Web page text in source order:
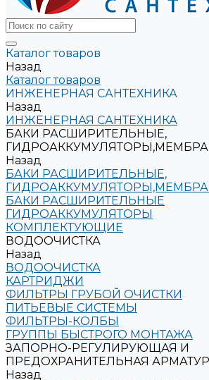
Каталог товаров
Назад
Каталог товаров
ИНЖЕНЕРНАЯ САНТЕХНИКА
Назад
ИНЖЕНЕРНАЯ САНТЕХНИКА
БАКИ РАСШИРИТЕЛЬНЫЕ,
Назад
БАКИ РАСШИРИТЕЛЬНЫЕ,
БАКИ РАСШИРИТЕЛЬНЫЕ
ГИДРОАККУМУЛЯТОРЫ
КОМПЛЕКТУЮЩИЕ
ВОДООЧИСТКА
Назад
ВОДООЧИСТКА
КАРТРИДЖИ
ФИЛЬТРЫ ГРУБОЙ ОЧИСТКИ
ПИТЬЕВЫЕ СИСТЕМЫ
ФИЛЬТРЫ-КОЛБЫ
ГРУППЫ БЫСТРОГО МОНТАЖА
ЗАПОРНО-РЕГУЛИРУЮЩАЯ И
ПРЕДОХРАНИТЕЛЬНАЯ
Назад